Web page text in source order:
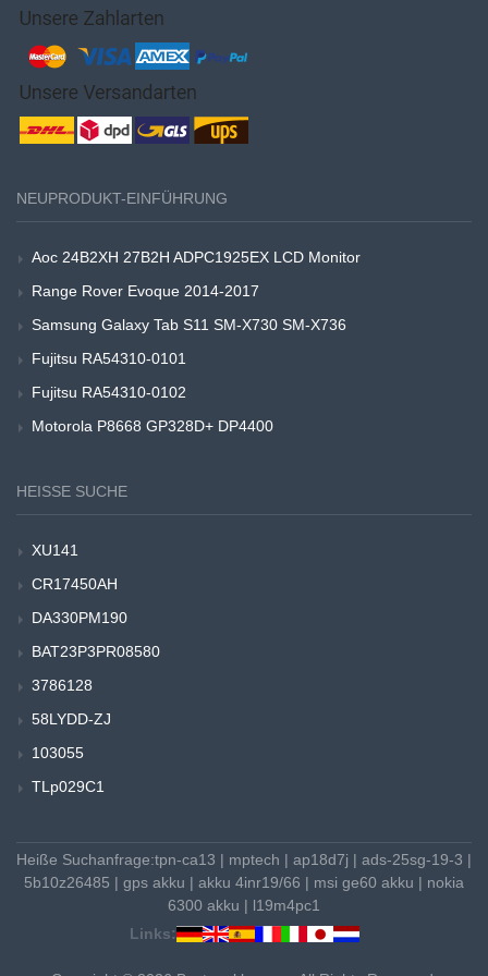
NEUPRODUKT-EINFÜHRUNG
Aoc 24B2XH 27B2H ADPC1925EX LCD Monitor
Range Rover Evoque 2014-2017
Samsung Galaxy Tab S11 SM-X730 SM-X736
Fujitsu RA54310-0101
Fujitsu RA54310-0102
Motorola P8668 GP328D+ DP4400
HEISSE SUCHE
XU141
CR17450AH
DA330PM190
BAT23P3PR08580
3786128
58LYDD-ZJ
103055
TLp029C1
Heiße Suchanfrage:tpn-ca13 | mptech | ap18d7j | ads-25sg-19-3 |
5b10z26485 | gps akku | akku 4inr19/66 | msi ge60 akku | nokia
6300 akku | l19m4pc1
Links: